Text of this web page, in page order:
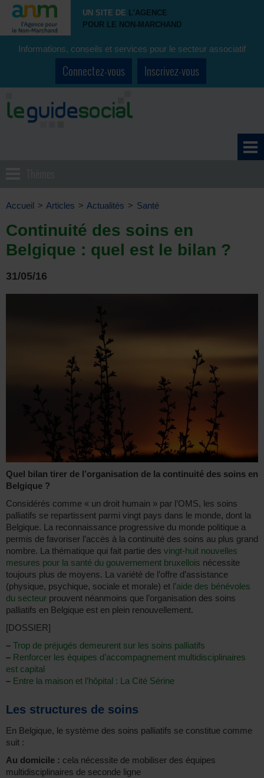
UN SITE DE L'AGENCE
POUR LE NON-MARCHAND
Informations, conseils et services pour le secteur associatif
Connectez-vous Inscrivez-vous
Accueil > Articles > Actualités > Santé
Continuité des soins en
Belgique : quel est le bilan ?
31/05/16
Quel bilan tirer de l’organisation de la continuité des soins en
Belgique ?
Considérés comme « un droit humain » par l’OMS, les soins
palliatifs se repartissent parmi vingt pays dans le monde, dont la
Belgique. La reconnaissance progressive du monde politique a
permis de favoriser l’accès à la continuité des soins au plus grand
nombre. La thématique qui fait partie des vingt-huit nouvelles
mesures pour la santé du gouvernement bruxellois nécessite
toujours plus de moyens. La variété de l’offre d’assistance
(physique, psychique, sociale et morale) et l’aide des bénévoles
du secteur prouvent néanmoins que l’organisation des soins
palliatifs en Belgique est en plein renouvellement.
[DOSSIER]
– Trop de préjugés demeurent sur les soins palliatifs
– Renforcer les équipes d’accompagnement multidisciplinaires
est capital
– Entre la maison et l’hôpital : La Cité Sérine
Les structures de soins
En Belgique, le système des soins palliatifs se constitue comme
suit :
Au domicile : cela nécessite de mobiliser des équipes
multidisciplinaires de seconde ligne